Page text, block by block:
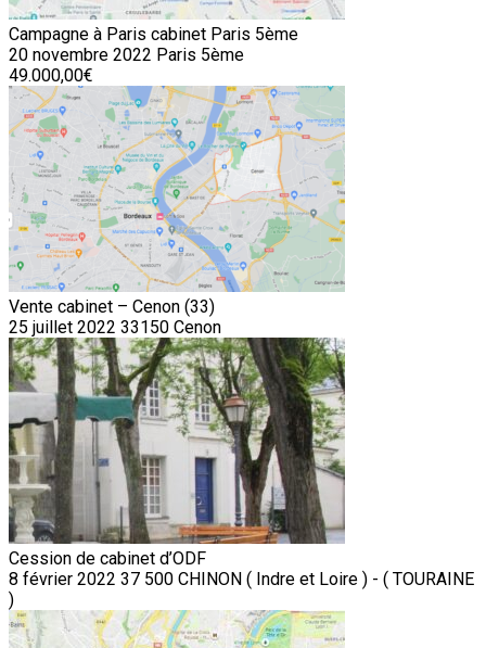
Campagne à Paris cabinet Paris 5ème
20 novembre 2022 Paris 5ème
49.000,00€
Vente cabinet – Cenon (33)
25 juillet 2022 33150 Cenon
Cession de cabinet d’ODF
8 février 2022 37 500 CHINON ( Indre et Loire ) - ( TOURAINE
)